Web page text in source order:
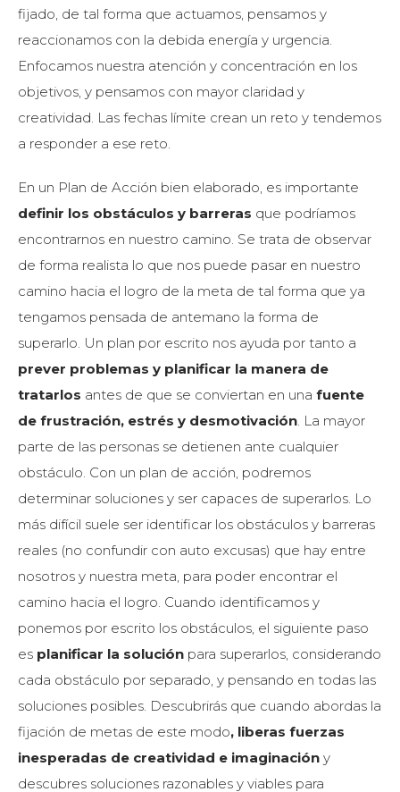
fijado, de tal forma que actuamos, pensamos y
reaccionamos con la debida energía y urgencia.
Enfocamos nuestra atención y concentración en los
objetivos, y pensamos con mayor claridad y
creatividad. Las fechas límite crean un reto y tendemos
a responder a ese reto.
En un Plan de Acción bien elaborado, es importante
definir los obstáculos y barreras que podríamos
encontrarnos en nuestro camino. Se trata de observar
de forma realista lo que nos puede pasar en nuestro
camino hacia el logro de la meta de tal forma que ya
tengamos pensada de antemano la forma de
superarlo. Un plan por escrito nos ayuda por tanto a
prever problemas y planificar la manera de
tratarlos antes de que se conviertan en una fuente
de frustración, estrés y desmotivación. La mayor
parte de las personas se detienen ante cualquier
obstáculo. Con un plan de acción, podremos
determinar soluciones y ser capaces de superarlos. Lo
más difícil suele ser identificar los obstáculos y barreras
reales (no confundir con auto excusas) que hay entre
nosotros y nuestra meta, para poder encontrar el
camino hacia el logro. Cuando identificamos y
ponemos por escrito los obstáculos, el siguiente paso
es planificar la solución para superarlos, considerando
cada obstáculo por separado, y pensando en todas las
soluciones posibles. Descubrirás que cuando abordas la
fijación de metas de este modo, liberas fuerzas
inesperadas de creatividad e imaginación y
descubres soluciones razonables y viables para